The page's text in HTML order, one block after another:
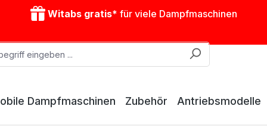
Witabs gratis* für viele Dampfmaschinen
Dampfmaschinen Zubehör Antriebsmodelle